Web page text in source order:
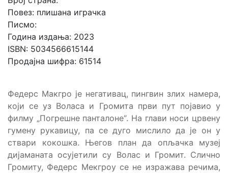
Повез: плишана играчка
Писмо:
Година издања: 2023
ISBN: 5034566615144
Продајна шифра: 61514
Федерс Макгро је негативац, пингвин злих намера,
који се уз Воласа и Громита први пут појавио у
филму „Погрешне панталоне“. На глави носи црвену
гумену рукавицу, па се дуго мислило да је он у
ствари кокошка. Његов план да опљачка музеј
дијаманата осујетили су Волас и Громит. Слично
Громиту, Федерс Мекгроу се не изражава речима,